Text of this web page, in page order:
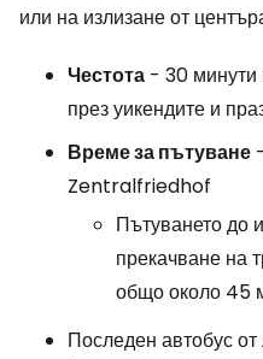
или на излизане от
Честота - 30 минути
през уикендите и
Време за пътуване
Zentralfriedhof
Пътуването до
прекачване на
общо около 45
Последен автобус